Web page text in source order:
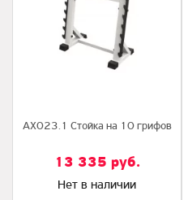
AX023.1 Стойка на 10 грифов
13 335 руб.
Нет в наличии